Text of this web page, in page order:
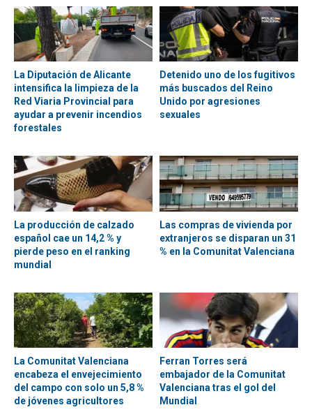
La Diputación de Alicante
intensifica la limpieza de la
Red Viaria Provincial para
ayudar a prevenir incendios
forestales
Detenido uno de los fugitivos
más buscados del Reino
Unido por agresiones
sexuales
La producción de calzado
español cae un 14,2 % y
pierde peso en el ranking
mundial
Las compras de vivienda por
extranjeros se disparan un 31
% en la Comunitat Valenciana
La Comunitat Valenciana
encabeza el envejecimiento
del campo con solo un 5,8 %
de jóvenes agricultores
Ferran Torres será
embajador de la Comunitat
Valenciana tras el gol del
Mundial